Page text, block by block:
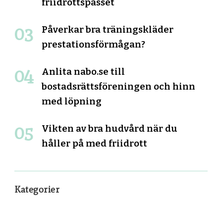
Påverkar bra träningskläder
prestationsförmågan?
Anlita nabo.se till
bostadsrättsföreningen och hinn
med löpning
Vikten av bra hudvård när du
håller på med friidrott
Kategorier